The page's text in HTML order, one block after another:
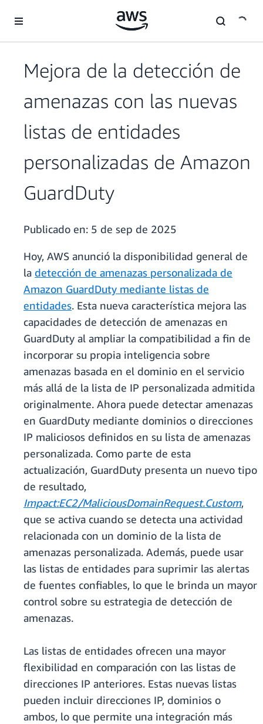
Mejora de la detección de
amenazas con las nuevas
listas de entidades
personalizadas de Amazon
GuardDuty
Publicado en: 5 de sep de 2025
Hoy, AWS anunció la disponibilidad general de
la detección de amenazas personalizada de
Amazon GuardDuty mediante listas de
entidades. Esta nueva característica mejora las
capacidades de detección de amenazas en
GuardDuty al ampliar la compatibilidad a fin de
incorporar su propia inteligencia sobre
amenazas basada en el dominio en el servicio
más allá de la lista de IP personalizada admitida
originalmente. Ahora puede detectar amenazas
en GuardDuty mediante dominios o direcciones
IP maliciosos definidos en su lista de amenazas
personalizada. Como parte de esta
actualización, GuardDuty presenta un nuevo tipo
de resultado,
Impact:EC2/MaliciousDomainRequest.Custom,
que se activa cuando se detecta una actividad
relacionada con un dominio de la lista de
amenazas personalizada. Además, puede usar
las listas de entidades para suprimir las alertas
de fuentes confiables, lo que le brinda un mayor
control sobre su estrategia de detección de
amenazas.
Las listas de entidades ofrecen una mayor
flexibilidad en comparación con las listas de
direcciones IP anteriores. Estas nuevas listas
pueden incluir direcciones IP, dominios o
ambos, lo que permite una integración más